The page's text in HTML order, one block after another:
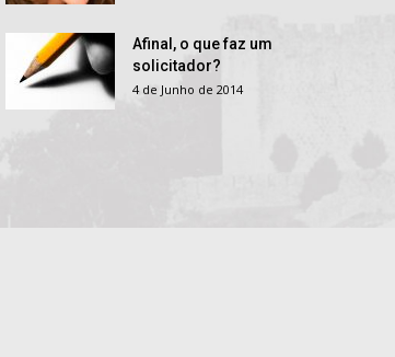
Afinal, o que faz um
solicitador?
4 de Junho de 2014